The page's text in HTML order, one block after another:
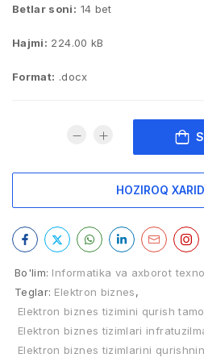
Betlar soni: 14 bet
Hajmi: 224.00 kB
Format: .docx
HOZIROQ
Bo'lim: Informatika va axborot
Teglar: Elektron biznes,
Elektron biznes tizimini qurish
Elektron biznes tizimlari
Elektron biznes tizimlarini